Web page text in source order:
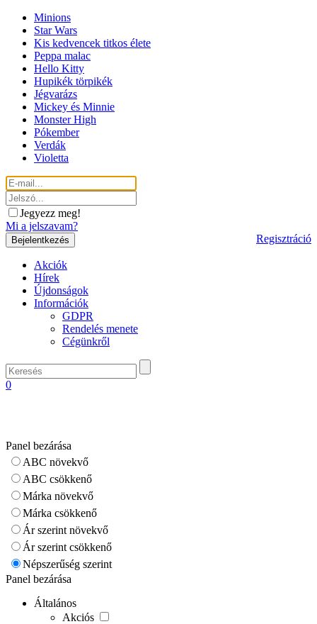
Minions
Star Wars
Kis kedvencek titkos élete
Peppa malac
Hello Kitty
Hupikék törpikék
Jégvarázs
Mickey és Minnie
Monster High
Pókember
Verdák
Violetta
Jegyezz meg!
Mi a jelszavam?
Regisztráció
Akciók
Hírek
Újdonságok
Információk
GDPR
Rendelés menete
Cégünkről
0
Panel bezárása
ABC növekvő
ABC csökkenő
Márka növekvő
Márka csökkenő
Ár szerint növekvő
Ár szerint csökkenő
Népszerűség szerint
Panel bezárása
Általános
Akciós